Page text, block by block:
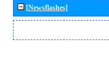
[Newsflashes]